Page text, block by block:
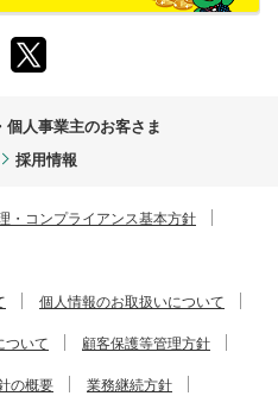
個人事業主のお客さま
採用情報
・コンプライアンス基本方針
個人情報のお取扱いについて
ついて 顧客保護等管理方針
の概要 業務継続方針